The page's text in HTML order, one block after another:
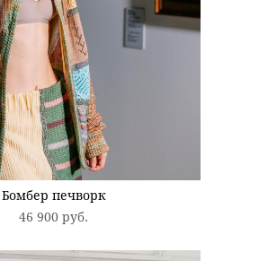
Бомбер печворк
46 900 pуб.